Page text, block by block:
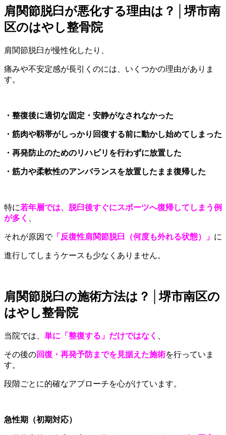
肩関節脱臼が悪化する理由は？│堺市南
区のはやし整骨院
肩関節脱臼が慢性化したり、
痛みや不安定感が長引くのには、いくつかの理由がありま
す。
・整復後に適切な固定・安静がなされなかった
・筋肉や靱帯がしっかり回復する前に動かし始めてしまった
・再発防止のためのリハビリを行わずに放置した
・筋力や柔軟性のアンバランスを放置したまま復帰した
特に若年層では、脱臼後すぐにスポーツへ復帰してしまう例
が多く
それが原因で「反復性肩関節脱臼（何度も外れる状態）」 に
進行してしまうケースも少なくありません。
肩関節脱臼の施術方法は？│堺市南区の
はやし整骨院
当院では、 単に「整復する」だけではなく
その後の回復・再発予防までを見据えた施術を行っていま
す。
段階ごとに的確なアプローチを心がけています。
急性期（初期対応）